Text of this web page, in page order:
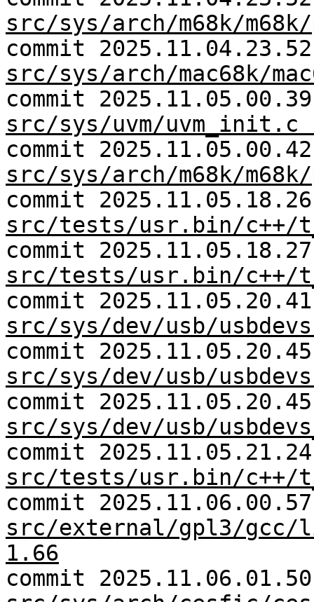
src/sys/arch/m68k/
commit
src/sys/arch/mac68k/
commit
src/sys/uvm/uvm_init.c
commit
src/sys/arch/m68k/
commit
src/tests/usr.bin/c++/
commit
src/tests/usr.bin/c++/
commit
src/sys/dev/usb/
commit
src/sys/dev/usb/
commit
src/sys/dev/usb/
commit
src/tests/usr.bin/c++/
commit
src/external/gpl3/gcc/
1.66
commit